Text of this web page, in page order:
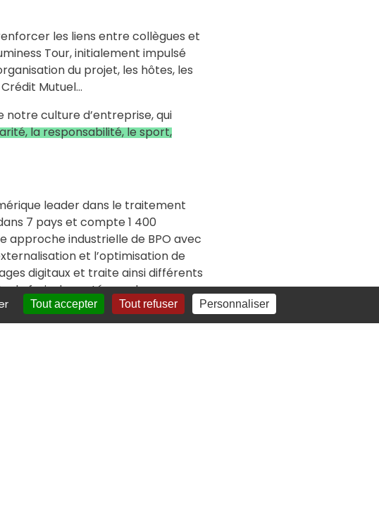
les liens entre collègues et
Tour, initialement impulsé
du projet, les hôtes, les
Mutuel…
notre culture d’entreprise, qui
la responsabilité, le sport,
leader dans le traitement
7 pays et compte 1 400
approche industrielle de BPO avec
et l’optimisation de
digitaux et traite ainsi différents
de frais de santé pour les
et de nombreux projets qui
Luminess analyse chaque
Tout accepter Tout refuser Personnaliser